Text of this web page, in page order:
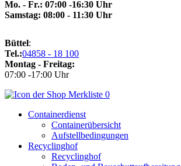
Mo. - Fr.: 07:00 -16:30 Uhr
Samstag: 08:00 - 11:30 Uhr
Büttel:
Tel.:04858 - 18 100
Montag - Freitag:
07:00 -17:00 Uhr
0
Containerdienst
Containerübersicht
Aufstellbedingungen
Recyclinghof
Recyclinghof